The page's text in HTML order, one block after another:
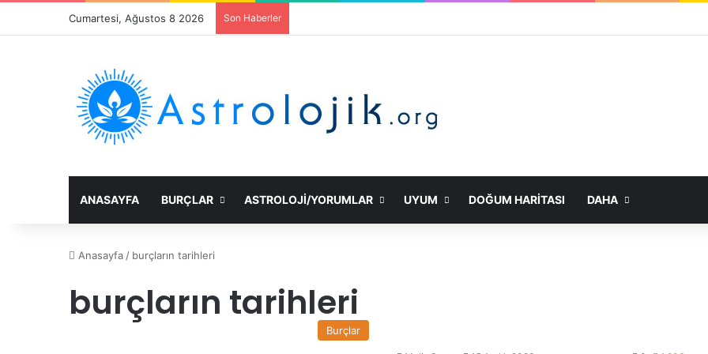
Cumartesi, Ağustos 8 2026 Son Haberler
ANASAYFA BURÇLAR ASTROLOJI/YORUMLAR UYUM DOĞUM HARITASI DAHA
Anasayfa / burçların tarihleri
burçların tarihleri
Burçlar